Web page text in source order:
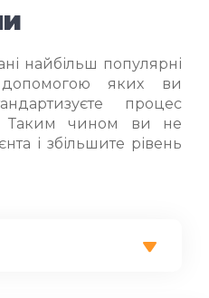
найбільш популярні
яких ви
процес
Таким чином ви не
і збільшите рівень